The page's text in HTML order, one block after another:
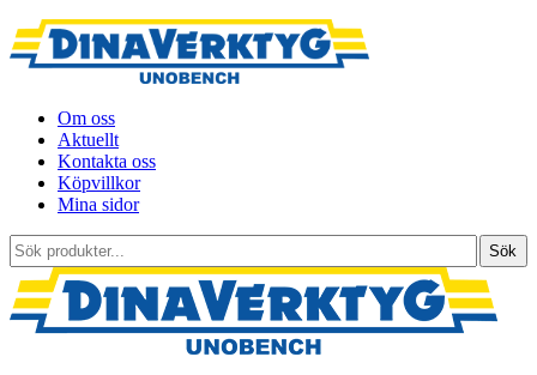
Om oss
Aktuellt
Kontakta oss
Köpvillkor
Mina sidor
Sök
produkter...
Sök